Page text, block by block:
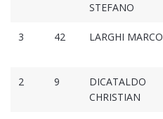
STEFANO
3 42 LARGHI MARCO
2 9
DICATALDO
CHRISTIAN